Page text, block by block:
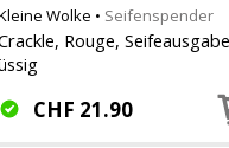
Wolke • Seifenspender
Rouge,
CHF 21.90